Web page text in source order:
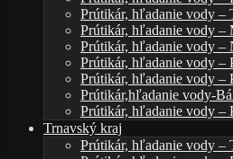
Prútikár, hľadanie vody –
Prútikár, hľadanie vody –
Prútikár, hľadanie vody –
Prútikár, hľadanie vody –
Prútikár, hľadanie vody –
Prútikár,hľadanie vody-
Prútikár, hľadanie vody –
Trnavský kraj
Prútikár, hľadanie vody –